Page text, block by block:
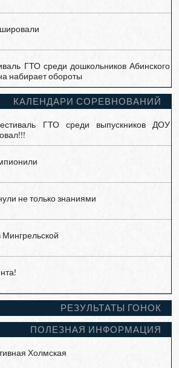
ГТО среди дошкольников Абинского
набирает обороты
КАЛЕНДАРИ СОРЕВНОВАНИЙ
ГТО среди выпускников ДОУ
не только знаниями
Мингрельской
РЕЗУЛЬТАТЫ ГОНОК
ПОЛЕЗНАЯ ИНФОРМАЦИЯ
Холмская